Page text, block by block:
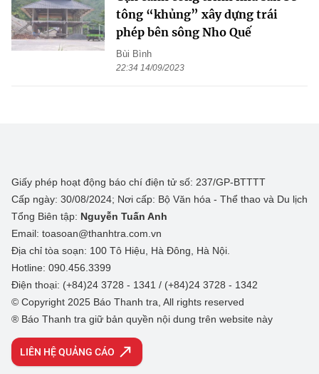
tông “khủng” xây dựng trái
phép bên sông Nho Quế
Bùi Bình
22:34 14/09/2023
Giấy phép hoạt động báo chí điện tử số: 237/GP-BTTTT
Cấp ngày: 30/08/2024; Nơi cấp: Bộ Văn hóa - Thể thao và Du lịch
Tổng Biên tập: Nguyễn Tuấn Anh
Email: toasoan@thanhtra.com.vn
Địa chỉ tòa soạn: 100 Tô Hiệu, Hà Đông, Hà Nội.
Hotline: 090.456.3399
Điện thoại: (+84)24 3728 - 1341 / (+84)24 3728 - 1342
© Copyright 2025 Báo Thanh tra, All rights reserved
® Báo Thanh tra giữ bản quyền nội dung trên website này
LIÊN HỆ QUẢNG CÁO